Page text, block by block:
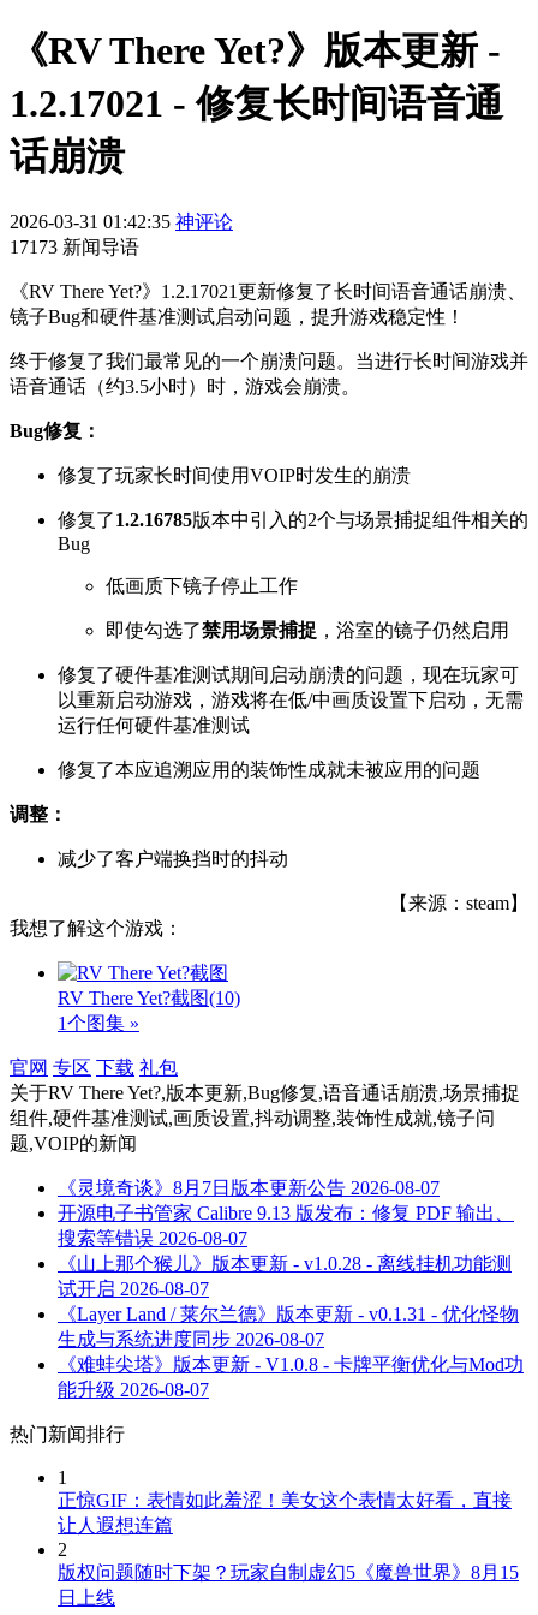
《RV There Yet?》版本更新 -
1.2.17021 - 修复长时间语音通
话崩溃
2026-03-31 01:42:35 神评论
17173 新闻导语
《RV There Yet?》1.2.17021更新修复了长时间语音通话崩溃、
镜子Bug和硬件基准测试启动问题，提升游戏稳定性！
终于修复了我们最常见的一个崩溃问题。当进行长时间游戏并
语音通话（约3.5小时）时，游戏会崩溃。
Bug修复：
修复了玩家长时间使用VOIP时发生的崩溃
修复了1.2.16785版本中引入的2个与场景捕捉组件相关的
Bug
低画质下镜子停止工作
即使勾选了禁用场景捕捉 ，浴室的镜子仍然启用
修复了硬件基准测试期间启动崩溃的问题，现在玩家可
以重新启动游戏，游戏将在低/中画质设置下启动，无需
运行任何硬件基准测试
修复了本应追溯应用的装饰性成就未被应用的问题
调整：
减少了客户端换挡时的抖动
【来源：steam】
我想了解这个游戏：
RV There Yet?截图(10)
1个图集 »
官网 专区 下载 礼包
关于RV There Yet?,版本更新,Bug修复,语音通话崩溃,场景捕捉
组件,硬件基准测试,画质设置,抖动调整,装饰性成就,镜子问
题,VOIP的新闻
《灵境奇谈》8月7日版本更新公告 2026-08-07
开源电子书管家 Calibre 9.13 版发布：修复 PDF 输出、
搜索等错误 2026-08-07
《山上那个猴儿》版本更新 - v1.0.28 - 离线挂机功能测
试开启 2026-08-07
《Layer Land / 莱尔兰德》版本更新 - v0.1.31 - 优化怪物
生成与系统进度同步 2026-08-07
《难蚌尖塔》版本更新 - V1.0.8 - 卡牌平衡优化与Mod功
能升级 2026-08-07
热门新闻排行
1
正惊GIF：表情如此羞涩！美女这个表情太好看，直接
让人遐想连篇
2
版权问题随时下架？玩家自制虚幻5《魔兽世界》8月15
日上线